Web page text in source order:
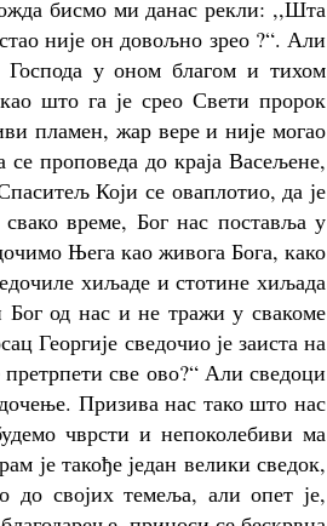
бисмо ми данас рекли: ,,Шта
није он довољно зрео ?“. Али
Господа у оном благом и тихом
што га је срео Свети пророк
пламен, жар вере и није могао
проповеда до краја Васељене,
Који се оваплотио, да је
време, Бог нас поставља у
Њега као живога Бога, како
хиљаде и стотине хиљада
од нас и не тражи у свакоме
Георгије сведочио је заиста на
све ово?“ Али сведоци
Призива нас тако што нас
чврсти и непоколебиви ма
је такође један велики сведок,
до својих темеља, али опет је,